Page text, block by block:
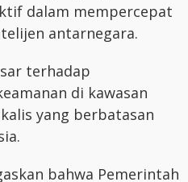
dalam mempercepat
antarnegara.
terhadap
di kawasan
yang berbatasan
bahwa Pemerintah